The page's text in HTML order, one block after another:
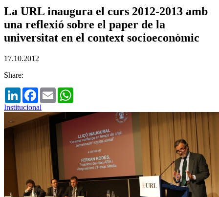
La URL inaugura el curs 2012-2013 amb
una reflexió sobre el paper de la
universitat en el context socioeconòmic
17.10.2012
Share:
LinkedInFacebook
Email
Institucional